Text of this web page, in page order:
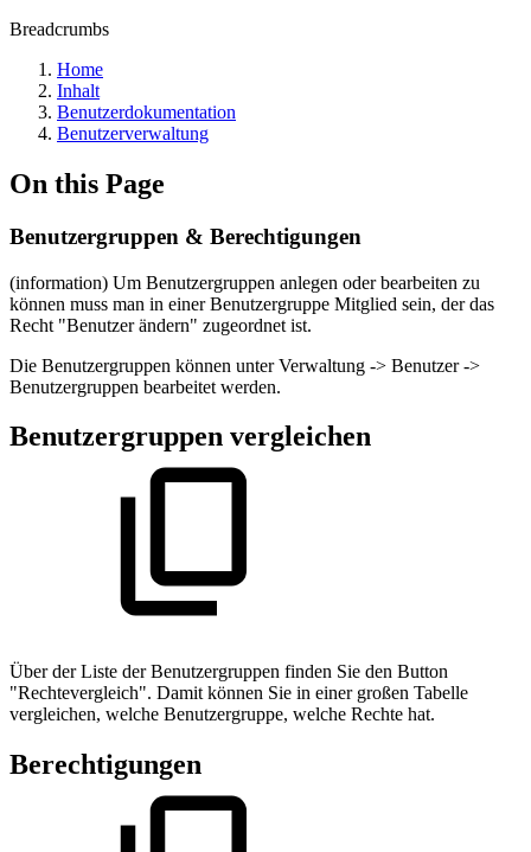
Breadcrumbs
Home
Inhalt
Benutzerdokumentation
Benutzerverwaltung
On this Page
Benutzergruppen & Berechtigungen
(information) Um Benutzergruppen anlegen oder bearbeiten zu
können muss man in einer Benutzergruppe Mitglied sein, der das
Recht "Benutzer ändern" zugeordnet ist.
Die Benutzergruppen können unter Verwaltung -> Benutzer ->
Benutzergruppen bearbeitet werden.
Benutzergruppen vergleichen
Über der Liste der Benutzergruppen finden Sie den Button
"Rechtevergleich". Damit können Sie in einer großen Tabelle
vergleichen, welche Benutzergruppe, welche Rechte hat.
Berechtigungen